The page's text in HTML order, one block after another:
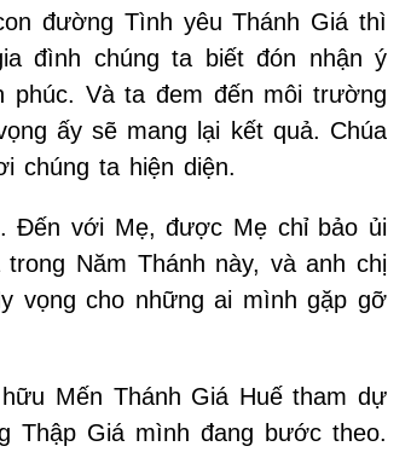
đường Tình yêu Thánh Giá thì
đình chúng ta biết đón nhận ý
phúc. Và ta đem đến môi trường
ấy sẽ mang lại kết quả. Chúa
chúng ta hiện diện.
Đến với Mẹ, được Mẹ chỉ bảo ủi
Năm Thánh này, và anh chị
vọng cho những ai mình gặp gỡ
Mến Thánh Giá Huế tham dự
Giá mình đang bước theo.